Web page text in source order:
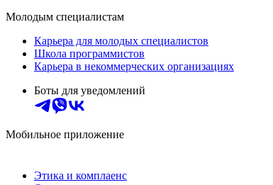
Молодым специалистам
Карьера для молодых специалистов
Школа программистов
Карьера в некоммерческих организациях
Боты для уведомлений
Мобильное приложение
Этика и комплаенс